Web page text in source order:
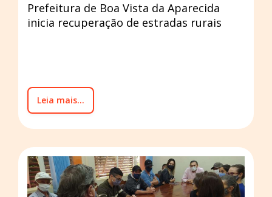
Prefeitura de Boa Vista da Aparecida
inicia recuperação de estradas rurais
Leia mais...